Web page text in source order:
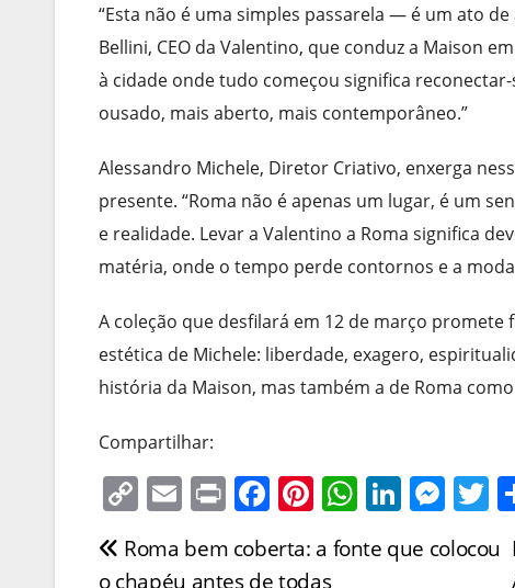
“Esta não é uma simples passarela — é um ato
Bellini, CEO da Valentino, que conduz a Maison
à cidade onde tudo começou significa
ousado, mais aberto, mais contemporâneo.”
Alessandro Michele, Diretor Criativo, enxerga
presente. “Roma não é apenas um lugar, é um
e realidade. Levar a Valentino a Roma significa
matéria, onde o tempo perde contornos e a
A coleção que desfilará em 12 de março
estética de Michele: liberdade, exagero,
história da Maison, mas também a de Roma
Compartilhar:
C
p
E
m
ai
Pr
in
t
F
c
Pi
nt
er
W
at
Li
k
M
e
ss
T
w
Navegação
Roma bem coberta: a fonte que colocou
o chapéu antes de todas